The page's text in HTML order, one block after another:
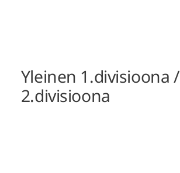
Yleinen 1.divisioona /
2.divisioona